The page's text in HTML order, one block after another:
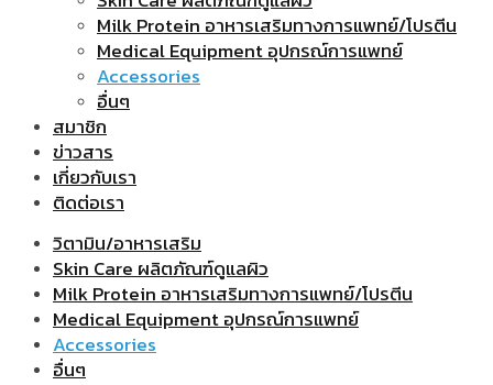
Milk Protein อาหารเสริมทางการแพทย์/โปรตีน
Medical Equipment อุปกรณ์การแพทย์
Accessories
อื่นๆ
สมาชิก
ข่าวสาร
เกี่ยวกับเรา
ติดต่อเรา
วิตามิน/อาหารเสริม
Skin Care ผลิตภัณฑ์ดูแลผิว
Milk Protein อาหารเสริมทางการแพทย์/โปรตีน
Medical Equipment อุปกรณ์การแพทย์
Accessories
อื่นๆ